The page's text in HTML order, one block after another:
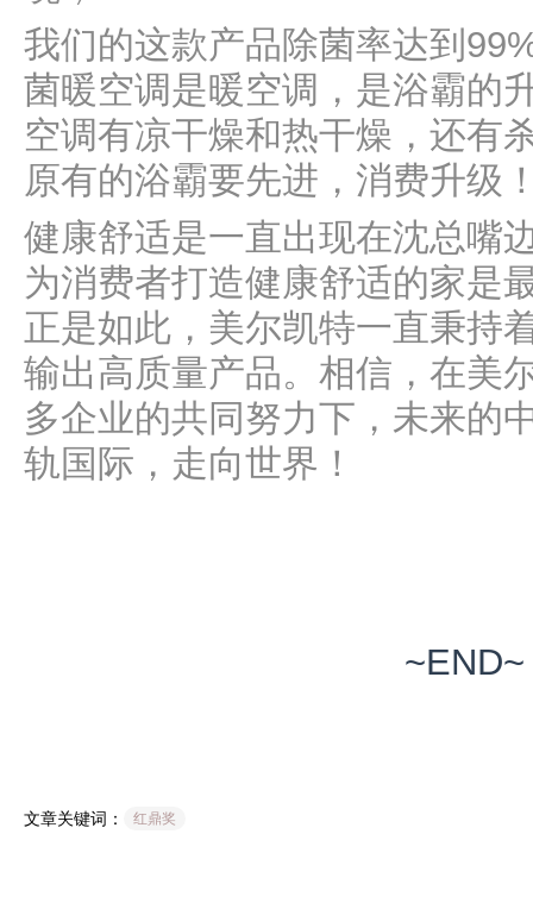
我们的这款产品除菌率达到
菌暖空调是暖空调，是浴霸的
空调有凉干燥和热干燥，还有
原有的浴霸要先进，消费升级
健康舒适是一直出现在沈总嘴
为消费者打造健康舒适的家是
正是如此，美尔凯特一直秉持
输出高质量产品。相信，在美
多企业的共同努力下，未来的
轨国际，走向世界！
~END~
文章关键词： 红鼎奖